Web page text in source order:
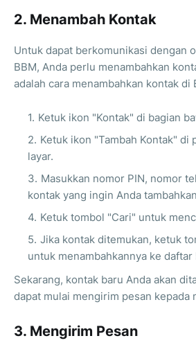
2. Menambah Kontak
Untuk dapat berkomunikasi dengan
BBM, Anda perlu menambahkan
adalah cara menambahkan kontak di
Ketuk ikon "Kontak" di bagian
Ketuk ikon "Tambah Kontak" di
layar.
Masukkan nomor PIN, nomor
kontak yang ingin Anda
Ketuk tombol "Cari" untuk
Jika kontak ditemukan, ketuk
untuk menambahkannya ke daftar
Sekarang, kontak baru Anda akan
dapat mulai mengirim pesan kepada
3. Mengirim Pesan